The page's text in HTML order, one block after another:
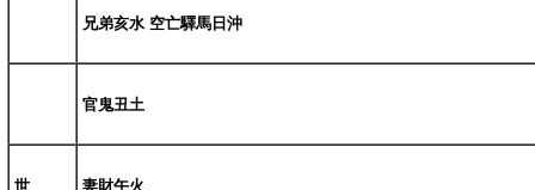
兄弟亥水 空亡驛馬日沖
官鬼丑土
世 妻財午火